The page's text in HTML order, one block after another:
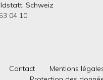
Schweiz
04 10
Contact Mentions